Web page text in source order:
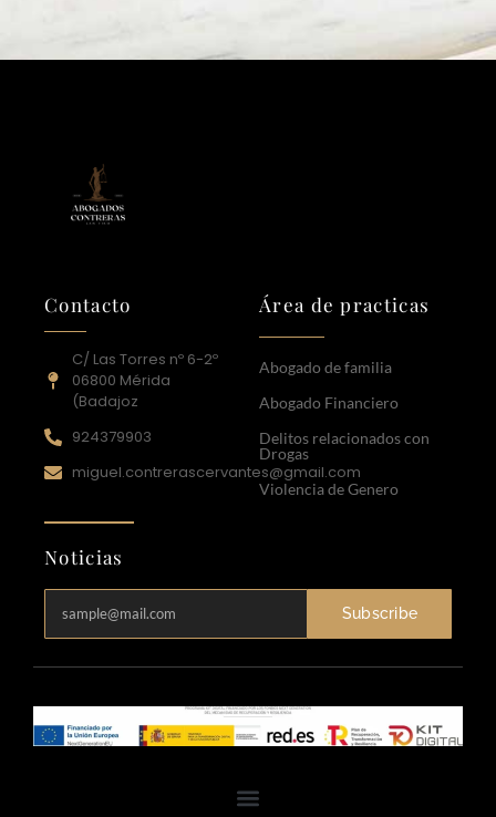
Contacto
C/ Las Torres nº 6-2º
06800 Mérida
(Badajoz
924379903
miguel.contrerascervantes@gmail.com
Área de practicas
Abogado de familia
Abogado Financiero
Delitos relacionados con
Drogas
Violencia de Genero
Noticias
Subscribe